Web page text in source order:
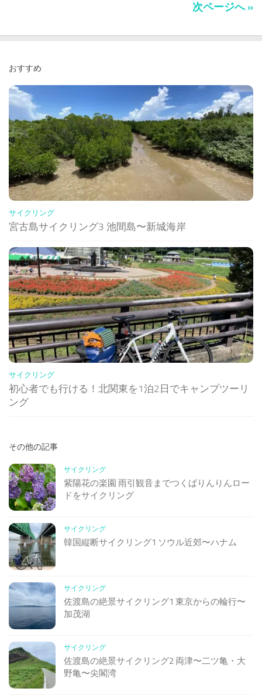
次ページへ »
おすすめ
サイクリング
宮古島サイクリング3 池間島〜新城海岸
サイクリング
初心者でも行ける！北関東を1泊2日でキャンプツーリ
ング
その他の記事
サイクリング
紫陽花の楽園 雨引観音までつくばりんりんロー
ドをサイクリング
サイクリング
韓国縦断サイクリング1 ソウル近郊〜ハナム
サイクリング
佐渡島の絶景サイクリング1 東京からの輪行〜
加茂湖
サイクリング
佐渡島の絶景サイクリング2 両津〜二ツ亀・大
野亀〜尖閣湾